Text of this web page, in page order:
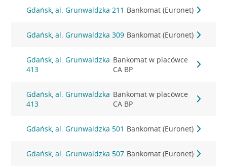
Gdańsk, al. Grunwaldzka 211 Bankomat (Euronet)
Gdańsk, al. Grunwaldzka 309 Bankomat (Euronet)
Gdańsk, al. Grunwaldzka
413
Bankomat w placówce
CA BP
Gdańsk, al. Grunwaldzka
413
Bankomat w placówce
CA BP
Gdańsk, al. Grunwaldzka 501 Bankomat (Euronet)
Gdańsk, al. Grunwaldzka 507 Bankomat (Euronet)